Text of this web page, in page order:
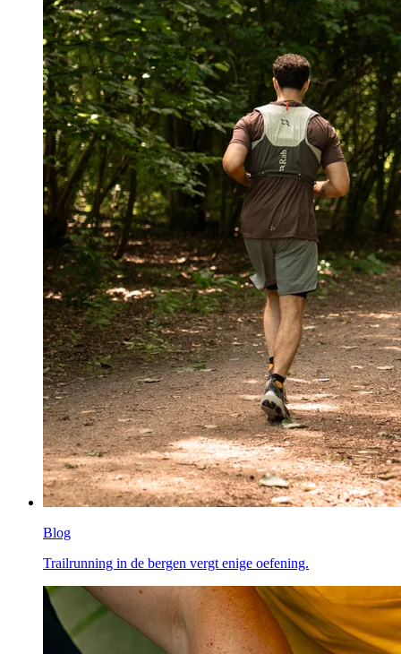
Blog
Trailrunning in de bergen vergt enige oefening.